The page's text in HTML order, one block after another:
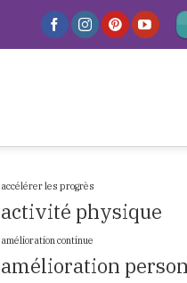
accélérer les progrès
activité physique
amélioration continue
amélioration